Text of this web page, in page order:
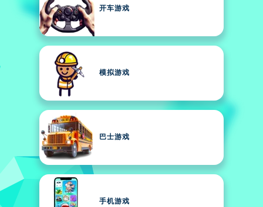
开车游戏
模拟游戏
巴士游戏
手机游戏